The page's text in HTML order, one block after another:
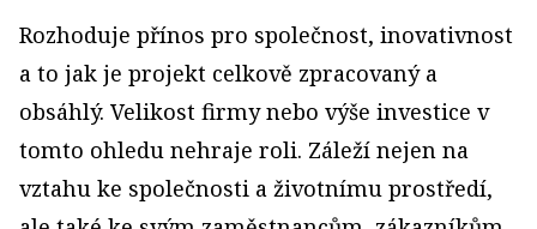
Rozhoduje přínos pro společnost, inovativnost
a to jak je projekt celkově zpracovaný a
obsáhlý. Velikost firmy nebo výše investice v
tomto ohledu nehraje roli. Záleží nejen na
vztahu ke společnosti a životnímu prostředí,